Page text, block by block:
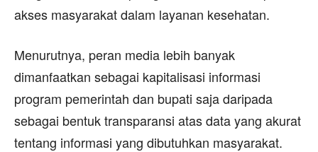
akses masyarakat dalam layanan kesehatan.
Menurutnya, peran media lebih banyak
dimanfaatkan sebagai kapitalisasi informasi
program pemerintah dan bupati saja daripada
sebagai bentuk transparansi atas data yang akurat
tentang informasi yang dibutuhkan masyarakat.